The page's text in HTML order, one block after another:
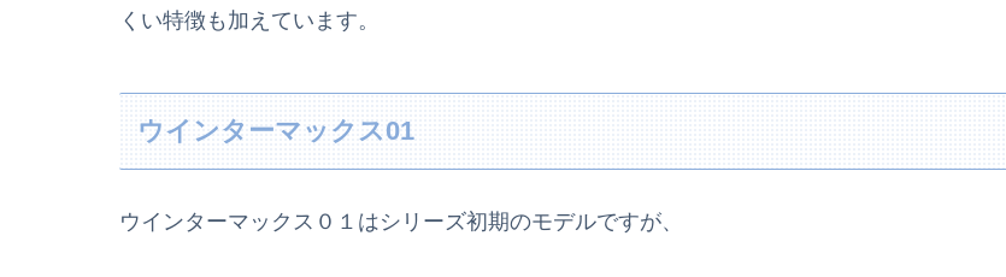
くい特徴も加えています。
ウインターマックス01
ウインターマックス０１はシリーズ初期のモデルですが、